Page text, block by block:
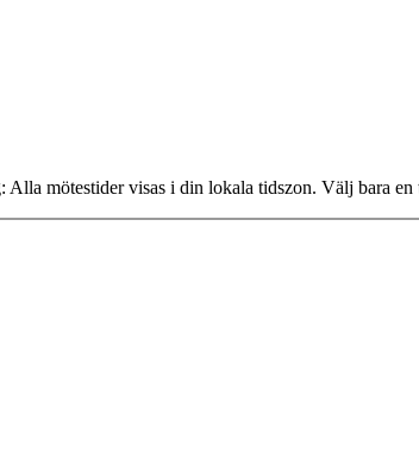
Alla mötestider visas i din lokala tidszon. Välj bara